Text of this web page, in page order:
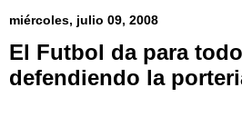
miércoles, julio 09, 2008
El Futbol da para
defendiendo la